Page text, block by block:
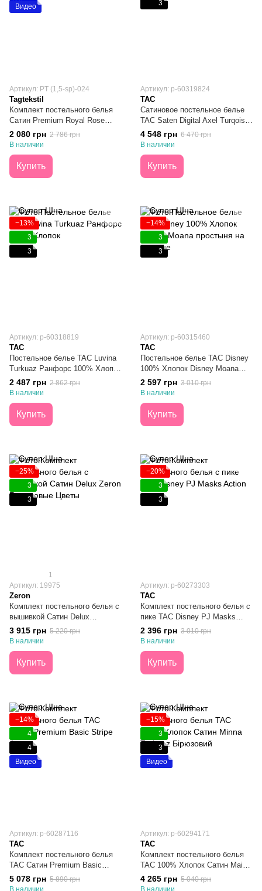
Видео
Артикул: PT (1,5-sp)-024
Tagtekstil
Комплект постельного белья
Сатин Premium Royal Rose
Полуторный
2 080 грн 2 786 грн
В наличии
Купить
3
Артикул: p-60319824
TAC
Сатиновое постельное белье
TAC Saten Digital Axel Turqoise
100% Хлопок Евро
4 548 грн 6 470 грн
В наличии
Купить
−13%
3
3
Артикул: p-60318819
TAC
Постельное белье TAC Luvina
Turkuaz Ранфорс 100% Хлопок
Полуторный
2 487 грн 2 862 грн
В наличии
Купить
−14%
3
3
Артикул: p-60315460
TAC
Постельное белье TAC Disney
100% Хлопок Disney Moana
простыня на резинке
Подростковое
2 597 грн 3 010 грн
В наличии
Купить
−25%
3
3
1
Артикул: 19975
Zeron
Комплект постельного белья с
вышивкой Сатин Delux
Бирюзовые Цветы Евро
3 915 грн 5 220 грн
В наличии
Купить
−20%
3
3
Артикул: p-60273303
TAC
Комплект постельного белья с
пике TAC Disney PJ Masks
Action Подростковый
2 396 грн 3 010 грн
В наличии
Купить
−14%
4
4
Видео
Артикул: p-60287116
TAC
Комплект постельного белья
TAC Сатин Premium Basic
Stripe Aqua Евро
5 078 грн 5 890 грн
В наличии
−15%
3
3
Видео
Артикул: р-60294171
TAC
Комплект постельного белья
TAC 100% Хлопок Сатин Maisy
Turkuaz Биюзовый Евро
4 265 грн 5 040 грн
В наличии